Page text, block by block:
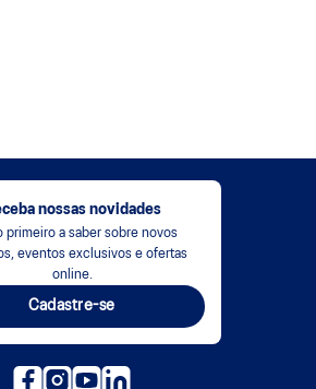
nossas novidades
primeiro a saber sobre novos
eventos exclusivos e ofertas
online.
Cadastre-se